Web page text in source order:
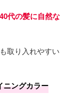
代の髪に自然な
取り入れやすい
ニングカラー